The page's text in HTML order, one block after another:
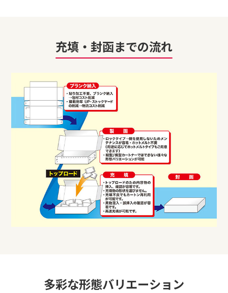
充填・封函までの流れ
多彩な形態バリエーション